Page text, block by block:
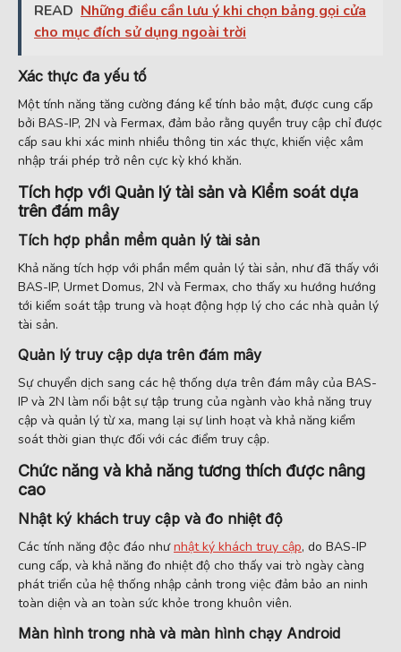
READ Những điều cần lưu ý khi chọn bảng gọi cửa
cho mục đích sử dụng ngoài trời
Xác thực đa yếu tố
Một tính năng tăng cường đáng kể tính bảo mật, được cung cấp
bởi BAS-IP, 2N và Fermax, đảm bảo rằng quyền truy cập chỉ được
cấp sau khi xác minh nhiều thông tin xác thực, khiến việc xâm
nhập trái phép trở nên cực kỳ khó khăn.
Tích hợp với Quản lý tài sản và Kiểm soát dựa
trên đám mây
Tích hợp phần mềm quản lý tài sản
Khả năng tích hợp với phần mềm quản lý tài sản, như đã thấy với
BAS-IP, Urmet Domus, 2N và Fermax, cho thấy xu hướng hướng
tới kiểm soát tập trung và hoạt động hợp lý cho các nhà quản lý
tài sản.
Quản lý truy cập dựa trên đám mây
Sự chuyển dịch sang các hệ thống dựa trên đám mây của BAS-
IP và 2N làm nổi bật sự tập trung của ngành vào khả năng truy
cập và quản lý từ xa, mang lại sự linh hoạt và khả năng kiểm
soát thời gian thực đối với các điểm truy cập.
Chức năng và khả năng tương thích được nâng
cao
Nhật ký khách truy cập và đo nhiệt độ
Các tính năng độc đáo nhưnhật ký khách truy cập, do BAS-IP
cung cấp, và khả năng đo nhiệt độ cho thấy vai trò ngày càng
phát triển của hệ thống nhập cảnh trong việc đảm bảo an ninh
toàn diện và an toàn sức khỏe trong khuôn viên.
Màn hình trong nhà và màn hình chạy Android